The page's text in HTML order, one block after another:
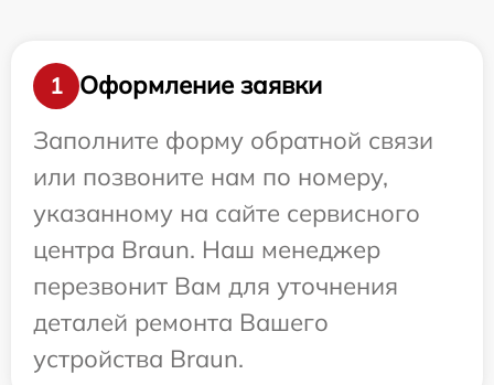
1
Оформление заявки
Заполните форму обратной связи
или позвоните нам по номеру,
указанному на сайте сервисного
центра Braun. Наш менеджер
перезвонит Вам для уточнения
деталей ремонта Вашего
устройства Braun.